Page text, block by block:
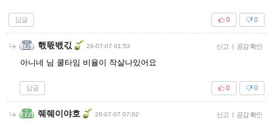
답글 0
0
핷뚟밳긳 26-07-07 01:53 신고 | 공감 확인
아니네 님 쿨타임 비율이 작살나있어요
답글 0
0
줴줴이야호 26-07-07 07:02 신고 | 공감 확인